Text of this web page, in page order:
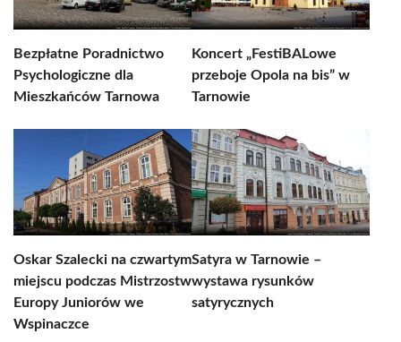
Bezpłatne Poradnictwo
Psychologiczne dla
Mieszkańców Tarnowa
Koncert „FestiBALowe
przeboje Opola na bis” w
Tarnowie
Oskar Szalecki na czwartym
miejscu podczas Mistrzostw
Europy Juniorów we
Wspinaczce
Satyra w Tarnowie –
wystawa rysunków
satyrycznych